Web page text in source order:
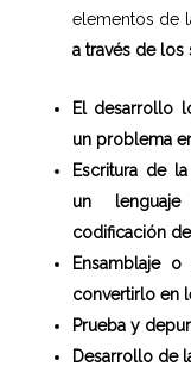
elementos de
a través de los
El desarrollo
un problema
Escritura de
un
codificación
Ensamblaje
convertirlo en
Prueba y
Desarrollo de